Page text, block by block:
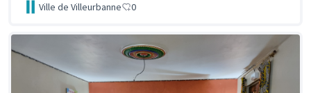
Ville de Villeurbanne 0